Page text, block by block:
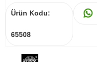
Ürün Kodu:
65508